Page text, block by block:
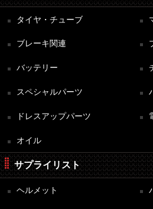
タイヤ・チューブ
ブレーキ関連
バッテリー
スペシャルパーツ
ドレスアップパーツ
オイル
サプライリスト
ヘルメット